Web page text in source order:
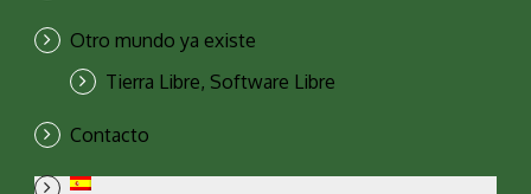
Otro mundo ya existe
Tierra Libre, Software Libre
Contacto